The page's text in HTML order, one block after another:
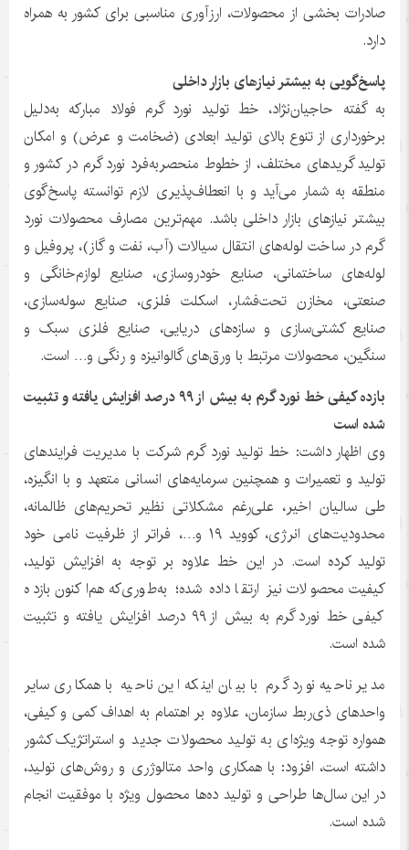
صادرات بخشی از محصولات، ارزآوری مناسبی برای کشور به همراه
دارد.
پاسخ‌گویی به بیشتر نیازهای بازار داخلی
به گفته حاجیان‌‌نژاد، خط تولید نورد گرم فولاد مبارکه به‌دلیل
برخورداری از تنوع بالای تولید ابعادی (ضخامت و عرض) و امکان
تولید گریدهای مختلف، از خطوط منحصربه‌فرد نورد گرم در کشور و
منطقه به شمار می‌آید و با انعطاف‌پذیری لازم توانسته پاسخ‌گوی
بیشتر نیازهای بازار داخلی باشد. مهم‌ترین مصارف محصولات نورد
گرم در ساخت لوله‌های انتقال سیالات (آب، نفت و گاز)، پروفیل و
لوله‌های ساختمانی، صنایع خودروسازی، صنایع لوازم‌خانگی و
صنعتی، مخازن تحت‌فشار، اسکلت فلزی، صنایع سوله‌سازی،
صنایع کشتی‌سازی و سازه‌های دریایی، صنایع فلزی سبک و
سنگین، محصولات مرتبط با ورق‌های گالوانیزه و رنگی و… است.
بازده کیفی خط نورد گرم به بیش از ۹۹ درصد افزایش یافته و تثبیت
شده است
وی اظهار داشت: خط تولید نورد گرم شرکت با مدیریت فرایندهای
تولید و تعمیرات و همچنین سرمایه‌های انسانی متعهد و با انگیزه،
طی سالیان اخیر، علی‌رغم مشکلاتی نظیر تحریم‌های ظالمانه،
محدودیت‌های انرژی، کووید ۱۹ و…، فراتر از ظرفیت نامی خود
تولید کرده است. در این خط علاوه بر توجه به افزایش تولید،
کیفیت محصولات نیز ارتقا داده شده؛ به‌طوری‌که هم‌اکنون بازده
کیفی خط نورد گرم به بیش از ۹۹ درصد افزایش یافته و تثبیت
شده است.
مدیر ناحیه نورد گرم با بیان اینکه این ناحیه با همکاری سایر
واحدهای ذی‌ربط سازمان، علاوه بر اهتمام به اهداف کمی و کیفی،
همواره توجه ویژه‌ای به تولید محصولات جدید و استراتژیک کشور
داشته است، افزود: با همکاری واحد متالوژری و روش‌های تولید،
در این سال‌ها طراحی و تولید ده‌ها محصول ویژه با موفقیت انجام
شده است.